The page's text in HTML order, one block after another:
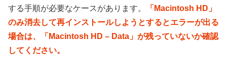
する手順が必要なケースがあります。
「Macintosh HD」
のみ消去して再インストールしようとするとエラーが出る
場合は、「Macintosh HD – Data」が残っていないか確認
してください。